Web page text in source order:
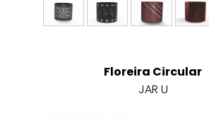
Floreira Circular
JAR U